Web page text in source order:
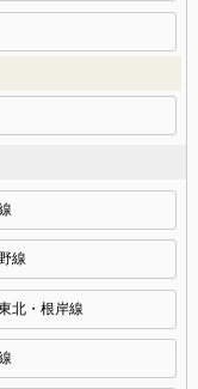
線
北・根岸線